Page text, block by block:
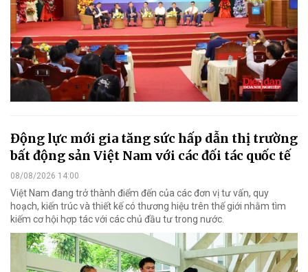
Động lực mới gia tăng sức hấp dẫn thị trường
bất động sản Việt Nam với các đối tác quốc tế
08/08/2026 14:00
Việt Nam đang trở thành điểm đến của các đơn vị tư vấn, quy
hoạch, kiến trúc và thiết kế có thương hiệu trên thế giới nhằm tìm
kiếm cơ hội hợp tác với các chủ đầu tư trong nước.